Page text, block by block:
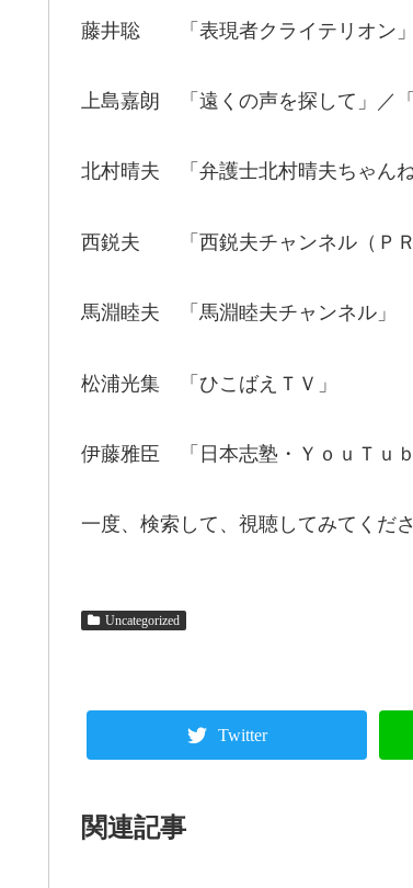
藤井聡 「表現者クライテリオン」
上島嘉朗 「遠くの声を探して」／
北村晴夫 「弁護士北村晴夫ちゃんね
西鋭夫 「西鋭夫チャンネル（Ｐ
馬淵睦夫 「馬淵睦夫チャンネル」
松浦光集 「ひこばえＴＶ」
伊藤雅臣 「日本志塾・ＹｏｕＴｕｂ
一度、検索して、視聴してみてくだ
Uncategorized
Twitter
関連記事